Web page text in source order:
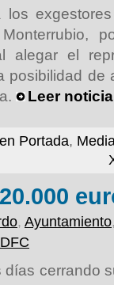
alegar el
posibilidad de
Leer
Portada,
, Ayuntamiento
cerrando